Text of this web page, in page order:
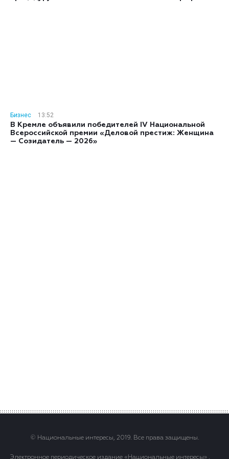
Бизнес
13:52
В Кремле объявили победителей IV Национальной
Всероссийской премии «Деловой престиж: Женщина
— Созидатель — 2026»
© Национальные интересы, 2019. Все права защищены.
Электронное периодическое издание «Национальные интересы» .